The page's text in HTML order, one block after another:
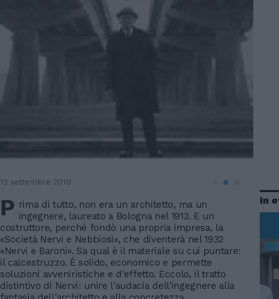
12 settembre 2010 a
P rima di tutto, non era un architetto, ma un
ingegnere, laureato a Bologna nel 1913. E un
costruttore, perché fondò una propria impresa, la
«Società Nervi e Nebbiosi», che diventerà nel 1932
«Nervi e Baroni». Sa qual è il materiale su cui puntare:
il calcestruzzo. È solido, economico e permette
soluzioni avveniristiche e d'effetto. Eccolo, il tratto
distintivo di Nervi: unire l'audacia dell'ingegnere alla
In